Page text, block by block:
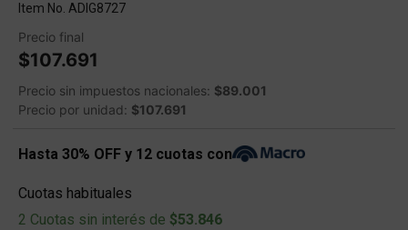
Item No. ADIG8727
Precio final
$107.691
Precio sin impuestos nacionales: $89.001
Precio por unidad: $107.691
Hasta 30% OFF y 12 cuotas con
Cuotas habituales
2 Cuotas sin interés de $53.846